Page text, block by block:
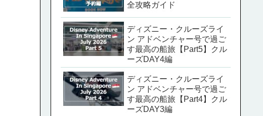
全攻略ガイド
ディズニー・クルーズライ
ン アドベンチャー号で過ご
す最高の船旅【Part5】クル
ーズDAY4編
ディズニー・クルーズライ
ン アドベンチャー号で過ご
す最高の船旅【Part4】クル
ーズDAY3編